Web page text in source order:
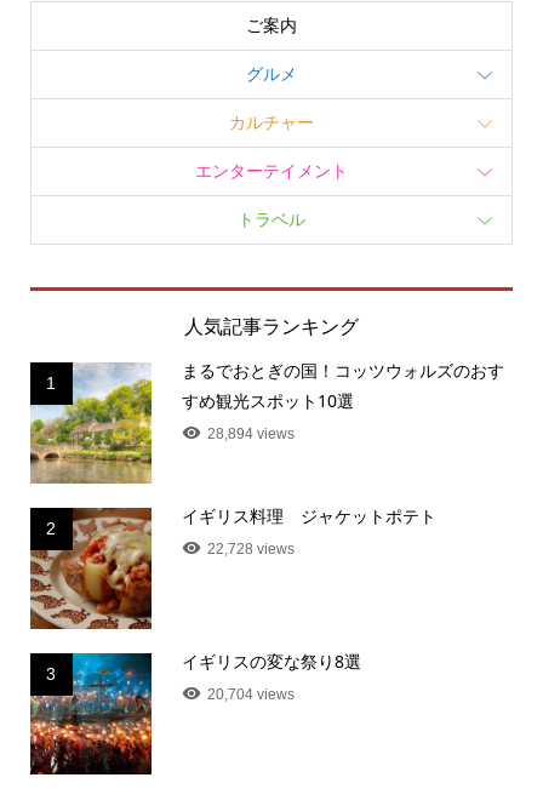
ご案内
グルメ
カルチャー
エンターテイメント
トラベル
人気記事ランキング
1
まるでおとぎの国！コッツウォルズのおす
すめ観光スポット10選
28,894 views
2
イギリス料理 ジャケットポテト
22,728 views
3
イギリスの変な祭り8選
20,704 views